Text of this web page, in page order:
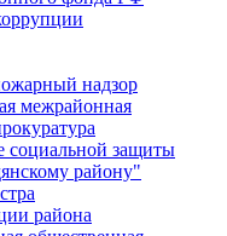
надзор
межрайонная
защиты
району"
района